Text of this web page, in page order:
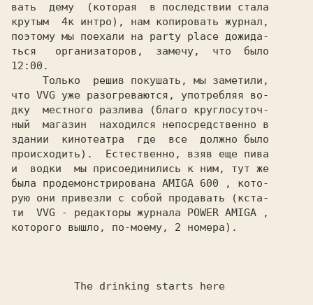
вать  дему  (которая  в последствии стала
крутым  4к интро), нам копировать журнал,
поэтому мы поехали на party place дожида-
ться   организаторов,  замечу,  что  было
12:00.
что VVG уже разогреваются, употребляя во-
дку  местного разлива (благо круглосуточ-
ный  магазин  находился непосредственно в
здании  кинотеатра  где  все  должно было
происходить).  Естественно, взяв еще пива
и  водки  мы присоединились к ним, тут же
была продемонстрирована AMIGA 600
, кото-
рую они привезли с собой продавать (кста-
ти VVG - редакторы журнала POWER AMIGA
,
которого вышло, по-моему, 2 номера).
The drinking starts here